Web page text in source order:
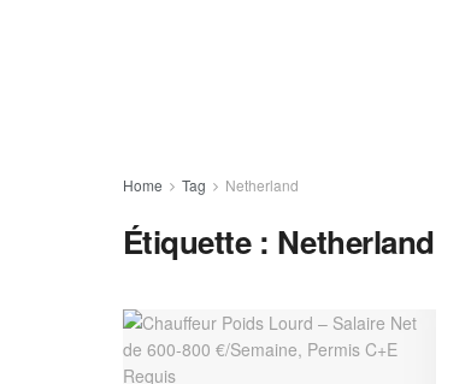
Home Tag Netherland
Étiquette : Netherland